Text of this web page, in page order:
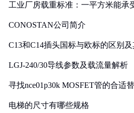
工业厂房载重标准：一平方米能承
CONOSTAN公司简介
C13和C14插头国标与欧标的区别
LGJ-240/30导线参数及载流量解析
寻找nce01p30k MOSFET管的合适
电梯的尺寸有哪些规格